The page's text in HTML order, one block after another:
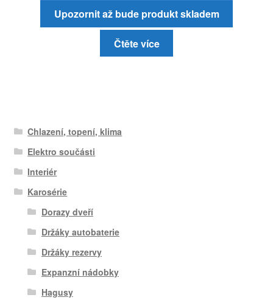
Upozornit až bude produkt skladem
Čtěte více
Chlazení, topení, klima
Elektro součásti
Interiér
Karosérie
Dorazy dveří
Držáky autobaterie
Držáky rezervy
Expanzní nádobky
Hagusy